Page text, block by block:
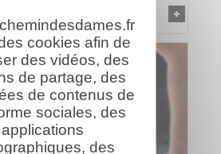
cookies afin de
des vidéos, des
de partage, des
de contenus de
sociales, des
applications
des